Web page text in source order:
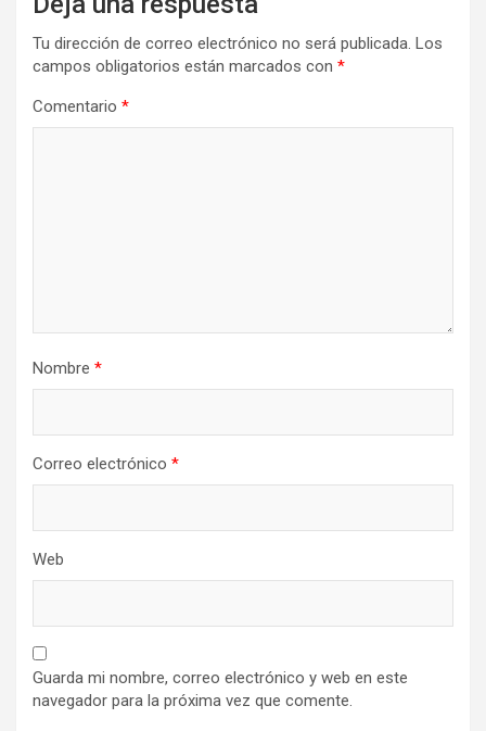
Tu dirección de correo electrónico no será publicada. Los
campos obligatorios están marcados con *
Comentario *
Nombre *
Correo electrónico *
Web
Guarda mi nombre, correo electrónico y web en este
navegador para la próxima vez que comente.